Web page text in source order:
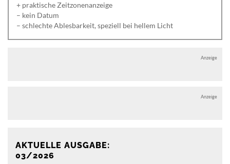
+ praktische Zeitzonenanzeige
– kein Datum
– schlechte Ablesbarkeit, speziell bei hellem Licht
Anzeige
Anzeige
AKTUELLE AUSGABE:
03/2026